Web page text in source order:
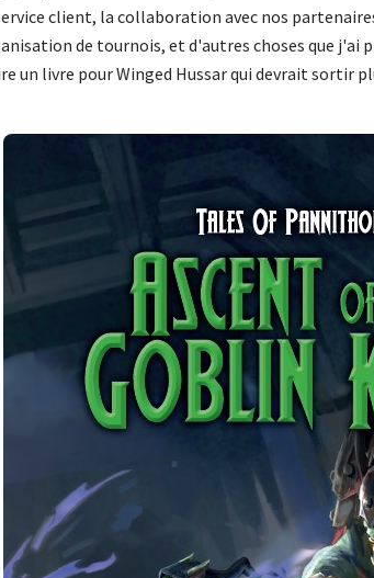
client, la collaboration avec nos
de tournois, et d'autres choses que j'ai
un livre pour Winged Hussar qui devrait sortir